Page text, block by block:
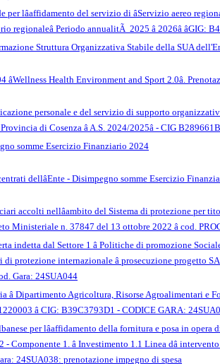
per lâaffidamento del servizio di âServizio aereo
Periodo annualitÃ 2025 â 2026â
Struttura Organizzativa Stabile della SUA
Health Environment and Sport 2.0â.
personale e del servizio di supporto
di Cosenza â A.S. 2024/2025â - CIG
somme Esercizio Finanziario 2024
dellâEnte - Disimpegno somme Esercizio
accolti nellâambito del Sistema di protezione
Ministeriale n. 37847 del 13 ottobre 2022 â cod.
indetta dal Settore 1 â Politiche di promozione
protezione internazionale â prosecuzione progetto
Gara: 24SUA044
Dipartimento Agricoltura, Risorse Agroalimentari e
â CIG: B39C3793D1 - CODICE GARA:
per lâaffidamento della fornitura e posa in
2 - Componente 1. â Investimento 1.1 Linea dâ
24SUA038: prenotazione impegno di spesa